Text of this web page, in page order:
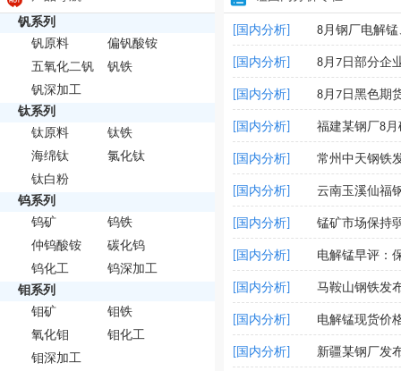
钒系列
钒原料
偏钒酸铵
五氧化二钒
钒铁
钒深加工
钛系列
钛原料
钛铁
海绵钛
氯化钛
钛白粉
钨系列
钨矿
钨铁
仲钨酸铵
碳化钨
钨化工
钨深加工
钼系列
钼矿
钼铁
氧化钼
钼化工
钼深加工
[国内分析] 8月钢厂电解
[国内分析] 8月7日部分企
[国内分析] 8月7日黑色期
[国内分析] 福建某钢厂8
[国内分析] 常州中天钢铁
[国内分析] 云南玉溪仙福
[国内分析] 锰矿市场保持
[国内分析] 电解锰早评：
[国内分析] 马鞍山钢铁发
[国内分析] 电解锰现货价
[国内分析] 新疆某钢厂发